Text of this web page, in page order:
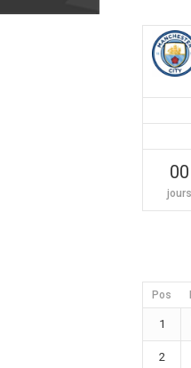
00
jours
Pos
1
2